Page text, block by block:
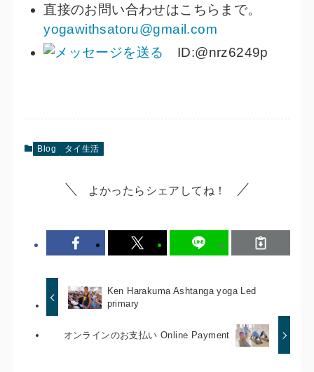
直接のお問い合わせはこちらまで。
yogawithsatoru@gmail.com
ID:@nrz6249p
Blog タイ生活
よかったらシェアしてね！
Ken Harakuma Ashtanga yoga Led
primary
オンラインのお支払い Online Payment